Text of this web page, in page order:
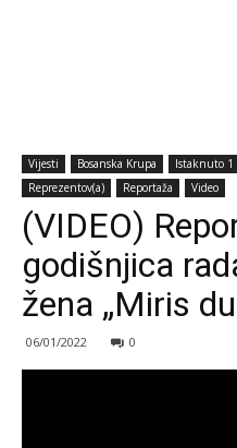
Vijesti Bosanska Krupa Istaknuto 1
Reprezentov(a)
Reportaža Video
(VIDEO)
godišnjica
žena „Miris
06/01/2022 0